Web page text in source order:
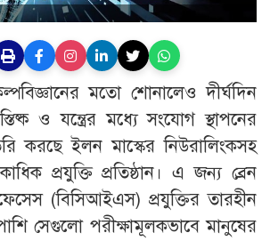
মতো শোনালেও দীর্ঘদিন
ও যন্ত্রের মধ্যে সংযোগ স্থাপনের
করছে ইলন মাস্কের নিউরালিংকসহ
প্রযুক্তি প্রতিষ্ঠান। এ জন্য ব্রেন
(বিসিআইএস) প্রযুক্তির তারহীন
সেগুলো পরীক্ষামূলকভাবে মানুষের